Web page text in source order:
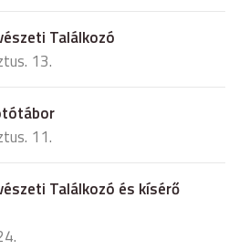
Találkozó
13.
11.
Találkozó és kísérő